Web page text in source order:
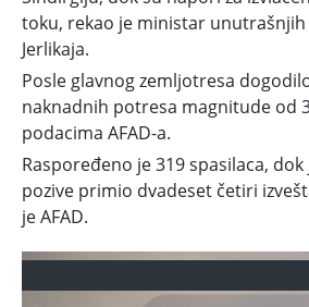
toku, rekao je ministar unutrašnjih
Jerlikaja.
Posle glavnog zemljotresa
naknadnih potresa magnitude od
podacima AFAD-a.
Raspoređeno je 319 spasilaca,
pozive primio dvadeset četiri
je AFAD.